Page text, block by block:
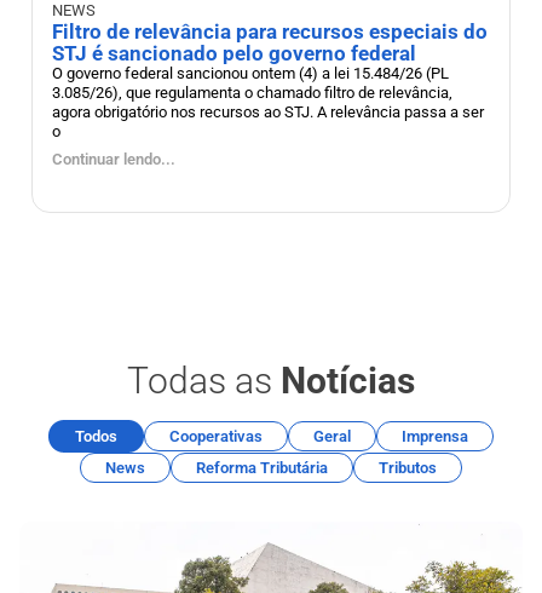
NEWS
Filtro de relevância para recursos especiais do
STJ é sancionado pelo governo federal
O governo federal sancionou ontem (4) a lei 15.484/26 (PL
3.085/26), que regulamenta o chamado filtro de relevância,
agora obrigatório nos recursos ao STJ. A relevância passa a ser
o
Continuar lendo...
Todas as Notícias
Cooperativas Geral
Imprensa
News
Reforma Tributária Tributos
Todos